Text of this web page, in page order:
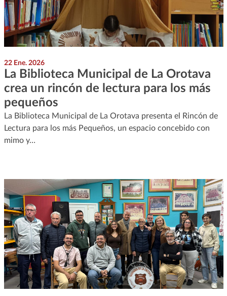
22 Ene. 2026
La Biblioteca Municipal de La Orotava
crea un rincón de lectura para los más
pequeños
La Biblioteca Municipal de La Orotava presenta el Rincón de
Lectura para los más Pequeños, un espacio concebido con
mimo y…